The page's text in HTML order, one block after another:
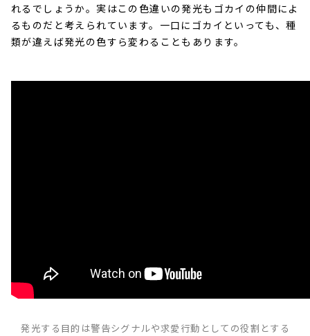
れるでしょうか。実はこの色違いの発光もゴカイの仲間によ
るものだと考えられています。一口にゴカイといっても、種
類が違えば発光の色すら変わることもあります。
発光する目的は警告シグナルや求愛行動としての役割とする